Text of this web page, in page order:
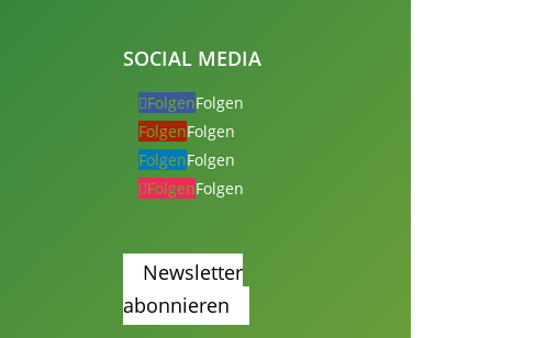
SOCIAL MEDIA
FolgenFolgen
FolgenFolgen
FolgenFolgen
FolgenFolgen
Newsletter
abonnieren